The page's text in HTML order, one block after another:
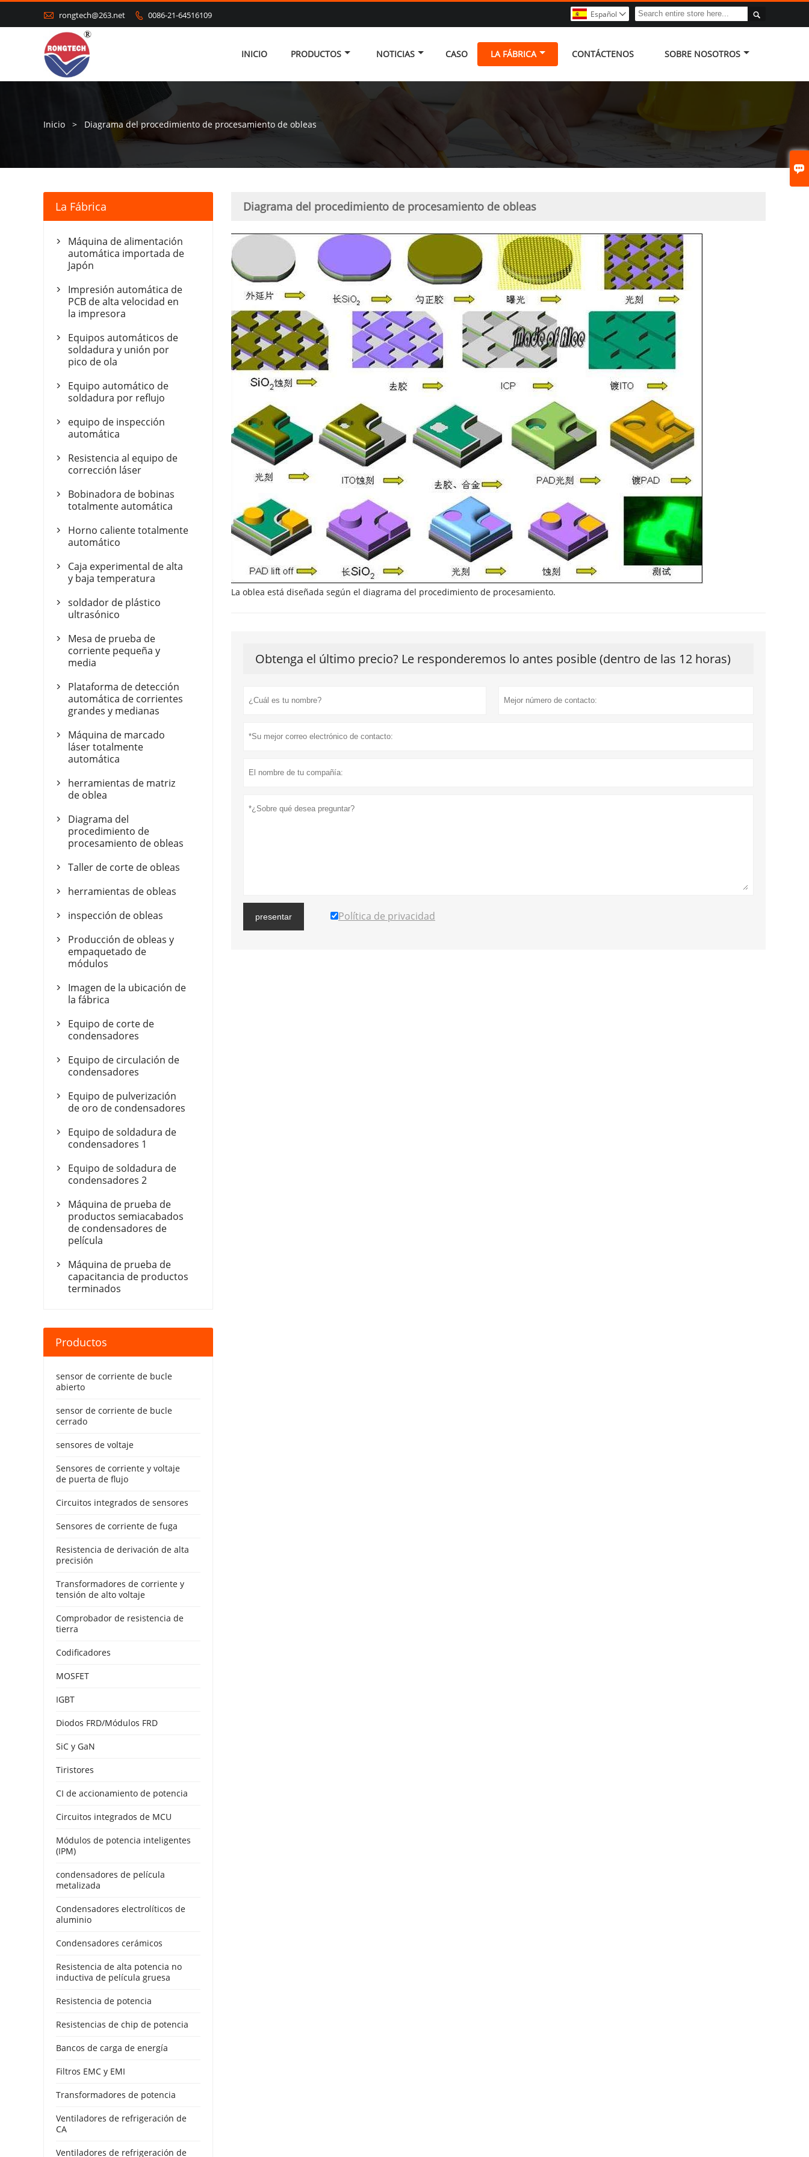

 rongtech@263.net  0086-21-64516109 
Español 
INICIO PRODUCTOS NOTICIAS CASO LA FÁBRICA CONTÁCTENOS SOBRE NOSOTROS
Inicio > Diagrama del procedimiento de procesamiento de obleas
Diagrama del procedimiento de procesamiento de obleas
La oblea está diseñada según el diagrama del procedimiento de procesamiento.
Obtenga el último precio? Le responderemos lo antes posible (dentro de las 12 horas)
presentar Política de privacidad
La Fábrica

Máquina de alimentación
automática importada de
Japón

Impresión automática de
PCB de alta velocidad en
la impresora

Equipos automáticos de
soldadura y unión por
pico de ola

Equipo automático de
soldadura por reflujo

equipo de inspección
automática

Resistencia al equipo de
corrección láser

Bobinadora de bobinas
totalmente automática

Horno caliente totalmente
automático

Caja experimental de alta
y baja temperatura

soldador de plástico
ultrasónico

Mesa de prueba de
corriente pequeña y
media

Plataforma de detección
automática de corrientes
grandes y medianas

Máquina de marcado
láser totalmente
automática

herramientas de matriz
de oblea

Diagrama del
procedimiento de
procesamiento de obleas
 Taller de corte de obleas
 herramientas de obleas
 inspección de obleas

Producción de obleas y
empaquetado de
módulos

Imagen de la ubicación de
la fábrica

Equipo de corte de
condensadores

Equipo de circulación de
condensadores

Equipo de pulverización
de oro de condensadores

Equipo de soldadura de
condensadores 1

Equipo de soldadura de
condensadores 2

Máquina de prueba de
productos semiacabados
de condensadores de
película

Máquina de prueba de
capacitancia de productos
terminados
Productos
sensor de corriente de bucle
abierto
sensor de corriente de bucle
cerrado
sensores de voltaje
Sensores de corriente y voltaje
de puerta de flujo
Circuitos integrados de sensores
Sensores de corriente de fuga
Resistencia de derivación de alta
precisión
Transformadores de corriente y
tensión de alto voltaje
Comprobador de resistencia de
tierra
Codificadores
MOSFET
IGBT
Diodos FRD/Módulos FRD
SiC y GaN
Tiristores
CI de accionamiento de potencia
Circuitos integrados de MCU
Módulos de potencia inteligentes
(IPM)
condensadores de película
metalizada
Condensadores electrolíticos de
aluminio
Condensadores cerámicos
Resistencia de alta potencia no
inductiva de película gruesa
Resistencia de potencia
Resistencias de chip de potencia
Bancos de carga de energía
Filtros EMC y EMI
Transformadores de potencia
Ventiladores de refrigeración de
CA
Ventiladores de refrigeración de